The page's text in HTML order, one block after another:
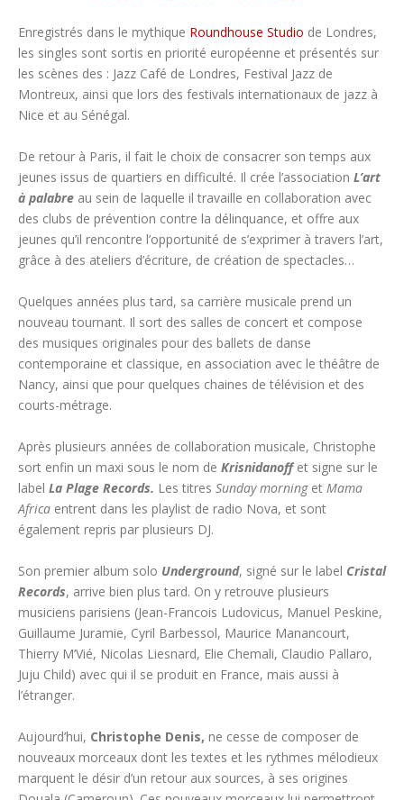
Enregistrés dans le mythique Roundhouse Studio de Londres,
les singles sont sortis en priorité européenne et présentés sur
les scènes des : Jazz Café de Londres, Festival Jazz de
Montreux, ainsi que lors des festivals internationaux de jazz à
Nice et au Sénégal.
De retour à Paris, il fait le choix de consacrer son temps aux
jeunes issus de quartiers en difficulté. Il crée l’association L’art
à palabre au sein de laquelle il travaille en collaboration avec
des clubs de prévention contre la délinquance, et offre aux
jeunes qu’il rencontre l’opportunité de s’exprimer à travers l’art,
grâce à des ateliers d’écriture, de création de spectacles…
Quelques années plus tard, sa carrière musicale prend un
nouveau tournant. Il sort des salles de concert et compose
des musiques originales pour des ballets de danse
contemporaine et classique, en association avec le théâtre de
Nancy, ainsi que pour quelques chaines de télévision et des
courts-métrage.
Après plusieurs années de collaboration musicale, Christophe
sort enfin un maxi sous le nom de Krisnidanoffet signe sur le
label La Plage Records. Les titres Sunday morninget Mama
Africa entrent dans les playlist de radio Nova, et sont
également repris par plusieurs DJ.
Son premier album solo Underground, signé sur le label Cristal
Records, arrive bien plus tard. On y retrouve plusieurs
musiciens parisiens (Jean-Francois Ludovicus, Manuel Peskine,
Guillaume Juramie, Cyril Barbessol, Maurice Manancourt,
Thierry M’Vié, Nicolas Liesnard, Elie Chemali, Claudio Pallaro,
Juju Child) avec qui il se produit en France, mais aussi à
l’étranger.
Aujourd’hui, Christophe Denis, ne cesse de composer de
nouveaux morceaux dont les textes et les rythmes mélodieux
marquent le désir d’un retour aux sources, à ses origines